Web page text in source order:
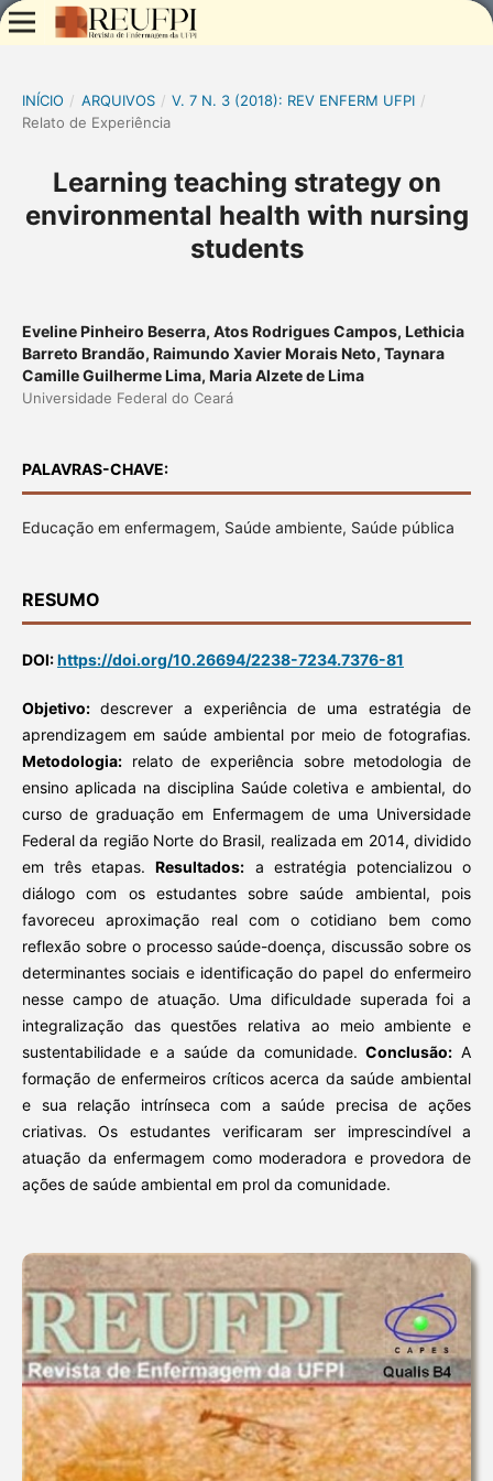
INÍCIO / ARQUIVOS / V. 7 N. 3 (2018): REV ENFERM UFPI /
Relato de Experiência
Learning teaching strategy on
environmental health with nursing
students
Eveline Pinheiro Beserra, Atos Rodrigues Campos, Lethicia
Barreto Brandão, Raimundo Xavier Morais Neto, Taynara
Camille Guilherme Lima, Maria Alzete de Lima
Universidade Federal do Ceará
PALAVRAS-CHAVE:
Educação em enfermagem, Saúde ambiente, Saúde pública
RESUMO
DOI:https://doi.org/10.26694/2238-7234.7376-81
Objetivo: descrever a experiência de uma estratégia de
aprendizagem em saúde ambiental por meio de fotografias.
Metodologia:relato de experiência sobre metodologia de
ensino aplicada na disciplina Saúde coletiva e ambiental, do
curso de graduação em Enfermagem de uma Universidade
Federal da região Norte do Brasil, realizada em 2014, dividido
em três etapas.Resultados: a estratégia potencializou o
diálogo com os estudantes sobre saúde ambiental, pois
favoreceu aproximação real com o cotidiano bem como
reflexão sobre o processo saúde-doença, discussão sobre os
determinantes sociais e identificação do papel do enfermeiro
nesse campo de atuação. Uma dificuldade superada foi a
integralização das questões relativa ao meio ambiente e
sustentabilidade e a saúde da comunidade.Conclusão: A
formação de enfermeiros críticos acerca da saúde ambiental
e sua relação intrínseca com a saúde precisa de ações
criativas. Os estudantes verificaram ser imprescindível a
atuação da enfermagem como moderadora e provedora de
ações de saúde ambiental em prol da comunidade.